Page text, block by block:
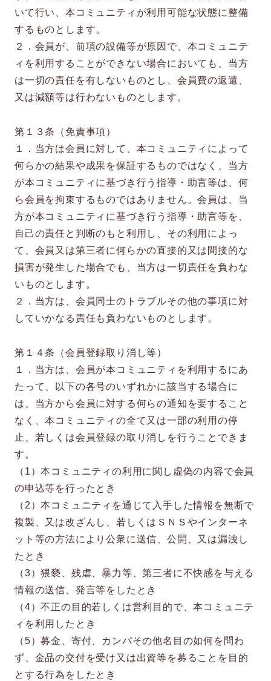
いて行い、本コミュニティが利用可能な状態に整備
するものとします。
２．会員が、前項の設備等が原因で、本コミュニテ
ィを利用することができない場合においても、当方
は一切の責任を有しないものとし、会員費の返還、
又は減額等は行わないものとします。
第１３条（免責事項）
１．当方は会員に対して、本コミュニティによって
何らかの結果や成果を保証するものではなく、当方
が本コミュニティに基づき行う指導・助言等は、何
ら会員を拘束するものではありません。会員は、当
方が本コミュニティに基づき行う指導・助言等を、
自己の責任と判断のもと利用し、その利用によっ
て、会員又は第三者に何らかの直接的又は間接的な
損害が発生した場合でも、当方は一切責任を負わな
いものとします。
２．当方は、会員同士のトラブルその他の事項に対
していかなる責任も負わないものとします。
第１４条（会員登録取り消し等）
１．当方は、会員が本コミュニティを利用するにあ
たって、以下の各号のいずれかに該当する場合に
は、当方から会員に対する何らの通知を要すること
なく、本コミュニティの全て又は一部の利用の停
止、若しくは会員登録の取り消しを行うことできま
す。
（1）本コミュニティの利用に関し虚偽の内容で会員
の申込等を行ったとき
（2）本コミュニティを通じて入手した情報を無断で
複製、又は改ざんし、若しくはＳＮＳやインターネ
ット等の方法により公衆に送信、公開、又は漏洩し
たとき
（3）猥褻、残虐、暴力等、第三者に不快感を与える
情報の送信、発言等をしたとき
（4）不正の目的若しくは営利目的で、本コミュニテ
ィを利用したとき
（5）募金、寄付、カンパその他名目の如何を問わ
ず、金品の交付を受け又は出資等を募ることを目的
とする行為をしたとき